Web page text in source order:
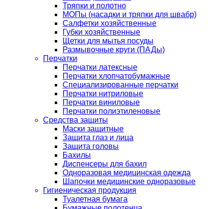
Тряпки и полотно
МОПы (насадки и тряпки для швабр)
Салфетки хозяйственные
Губки хозяйственные
Щетки для мытья посуды
Размывочные круги (ПАДы)
Перчатки
Перчатки латексные
Перчатки хлопчатобумажные
Специализированные перчатки
Перчатки нитриловые
Перчатки виниловые
Перчатки полиэтиленовые
Средства защиты
Маски защитные
Защита глаз и лица
Защита головы
Бахилы
Диспенсеры для бахил
Одноразовая медицинская одежда
Шапочки медицинские одноразовые
Гигиеническая продукция
Туалетная бумага